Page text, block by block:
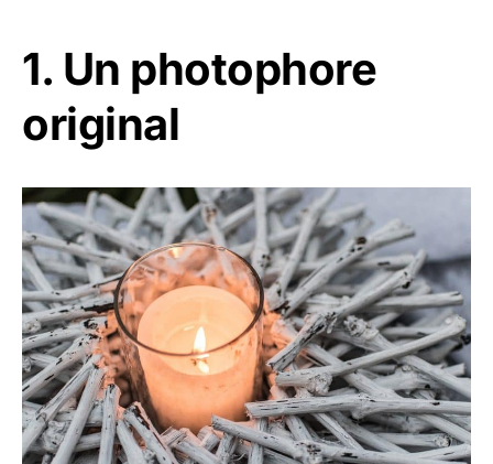
1. Un photophore
original